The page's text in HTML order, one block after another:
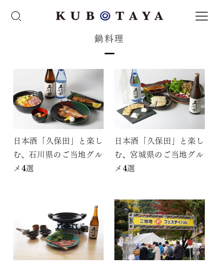
鍋料理
日本酒「久保田」と楽し
む、石川県のご当地グル
メ4選
日本酒「久保田」と楽し
む、宮城県のご当地グル
メ4選